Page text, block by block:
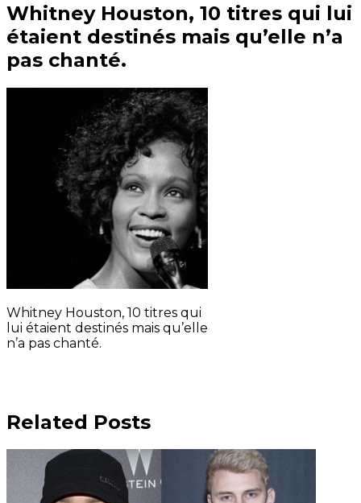
Whitney Houston, 10 titres qui lui
étaient destinés mais qu’elle n’a
pas chanté.
Whitney Houston, 10 titres qui
lui étaient destinés mais qu’elle
n’a pas chanté.
Related Posts